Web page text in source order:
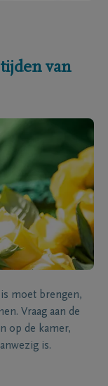
van
moet brengen,
Vraag aan de
op de kamer,
is.